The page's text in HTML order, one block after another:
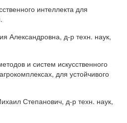
интеллекта для
Александровна, д-р техн. наук,
и систем искусственного
для устойчивого
Степанович, д-р техн. наук,